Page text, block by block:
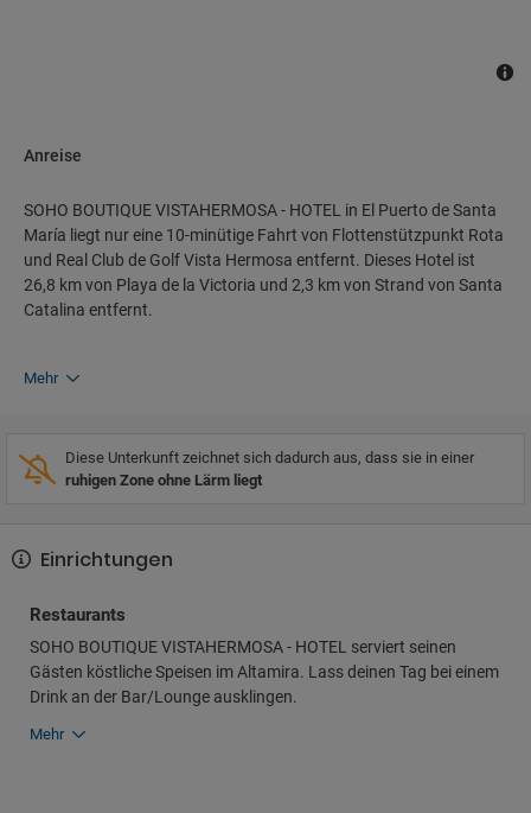
Anreise
SOHO BOUTIQUE VISTAHERMOSA - HOTEL in El Puerto de Santa
María liegt nur eine 10-minütige Fahrt von Flottenstützpunkt Rota
und Real Club de Golf Vista Hermosa entfernt. Dieses Hotel ist
26,8 km von Playa de la Victoria und 2,3 km von Strand von Santa
Catalina entfernt.
Mehr
Diese Unterkunft zeichnet sich dadurch aus, dass sie in einer
ruhigen Zone ohne Lärm liegt
Einrichtungen
Restaurants
SOHO BOUTIQUE VISTAHERMOSA - HOTEL serviert seinen
Gästen köstliche Speisen im Altamira. Lass deinen Tag bei einem
Drink an der Bar/Lounge ausklingen.
Mehr